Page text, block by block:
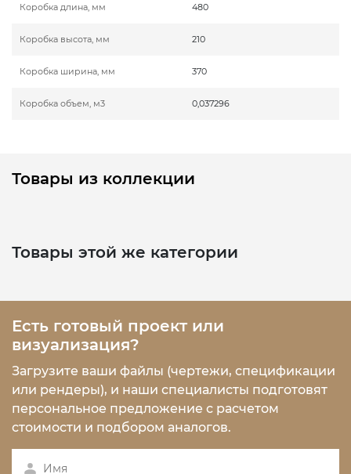
Коробка длина, мм 480
Коробка высота, мм 210
Коробка ширина, мм 370
Коробка объем, м3 0,037296
Товары из коллекции
Товары этой же категории
Есть готовый проект или
визуализация?
Загрузите ваши файлы (чертежи, спецификации
или рендеры), и наши специалисты подготовят
персональное предложение с расчетом
стоимости и подбором аналогов.